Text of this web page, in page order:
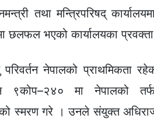
तथा मन्त्रिपरिषद्
छलफल भएको कार्यालयका
नेपालको प्राथमिकता
९कोप–२४० मा नेपालको
स्मरण गरे । उनले संयुक्त